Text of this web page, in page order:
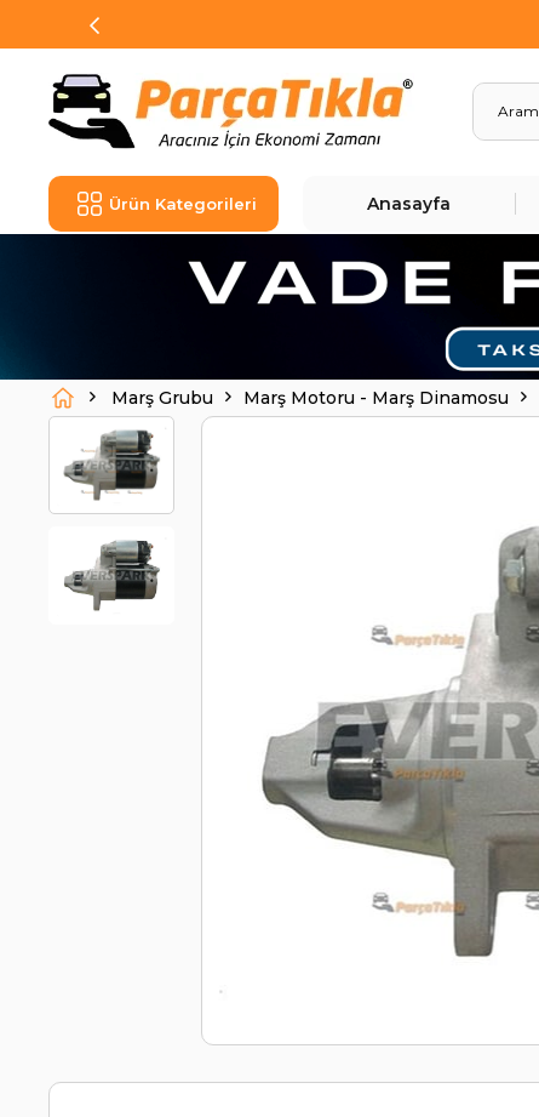
Ürün Kategorileri Anasayfa
Marş Grubu Marş Motoru - Marş Dinamosu